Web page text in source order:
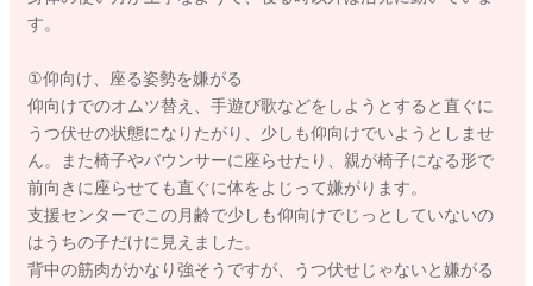
す。
①仰向け、座る姿勢を嫌がる
仰向けでのオムツ替え、手遊び歌などをしようとすると直ぐに
うつ伏せの状態になりたがり、少しも仰向けでいようとしませ
ん。また椅子やバウンサーに座らせたり、親が椅子になる形で
前向きに座らせても直ぐに体をよじって嫌がります。
支援センターでこの月齢で少しも仰向けでじっとしていないの
はうちの子だけに見えました。
背中の筋肉がかなり強そうですが、うつ伏せじゃないと嫌がる